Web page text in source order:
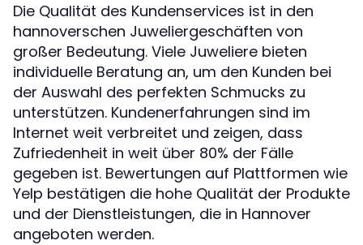
Die Qualität des Kundenservices ist in den
hannoverschen Juweliergeschäften von
großer Bedeutung. Viele Juweliere bieten
individuelle Beratung an, um den Kunden bei
der Auswahl des perfekten Schmucks zu
unterstützen. Kundenerfahrungen sind im
Internet weit verbreitet und zeigen, dass
Zufriedenheit in weit über 80% der Fälle
gegeben ist. Bewertungen auf Plattformen wie
Yelp bestätigen die hohe Qualität der Produkte
und der Dienstleistungen, die in Hannover
angeboten werden.